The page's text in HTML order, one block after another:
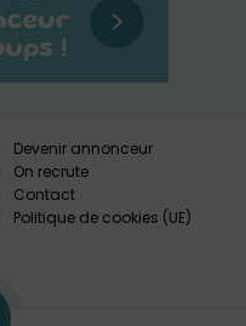
Devenir annonceur
On recrute
Contact
Politique de cookies (UE)